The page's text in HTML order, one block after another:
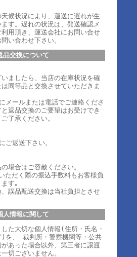
候状況により、運送に遅れが生
す。遅れの状況は、発送確認メ
用頂き、運送会社にお問い合せ
い合わせ下さい。
品交換について
ましたら、当店の在庫状況を確
同等品と交換させていただきま
メールまたは電話でご連絡くださ
返品交換のご要望はお受けでき
了承ください。
ご返送下さい。
場合はご容赦ください。
ただく際の振込手数料もお客様負
す｡
誤品配送交換は当社負担とさせ
人情報に関して
た大切な個人情報(住所・氏名・
)を、 裁判所・警察機関等・公共
あった場合以外、第三者に譲渡
切ございません。